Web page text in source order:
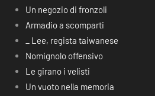
Un negozio di fronzoli
Armadio a scomparti
_ Lee, regista taiwanese
Nomignolo offensivo
Le girano i velisti
Un vuoto nella memoria